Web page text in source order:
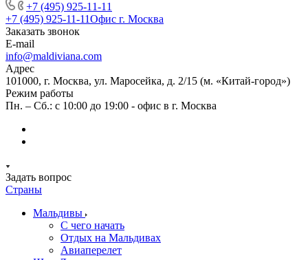
+7 (495) 925-11-11
+7 (495) 925-11-11Офис г. Москва
Заказать звонок
E-mail
info@maldiviana.com
Адрес
101000, г. Москва, ул. Маросейка, д. 2/15 (м. «Китай-город»)
Режим работы
Пн. – Сб.: с 10:00 до 19:00 - офис в г. Москва
Задать вопрос
Страны
Мальдивы
С чего начать
Отдых на Мальдивах
Авиаперелет